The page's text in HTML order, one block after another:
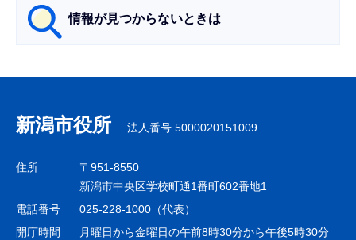
情報が見つからないときは
ナ
ビ
ゲ
シ
ョ
新潟市役所 法人番号 5000020151009
住所
〒951-8550
新潟市中央区学校町通1番町602番地1
電話番号
025-228-1000（代表）
開庁時間
月曜日から金曜日の午前8時30分から午後5時30分